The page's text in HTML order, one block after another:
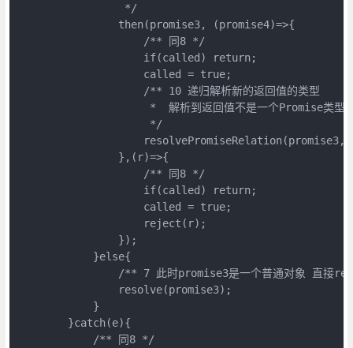
                 */
                then(promise3, (promise4)=>{
                    /** 同8 */
                    if(called) return;
                    called = true;
                    /** 10 递归解析新的返回值的类型
*  解析到返回值不是一个Promise类型
                     */
                },(r)=>{
                    /** 同8 */
                    if(called) return;
                    called = true;
                    reject(r);
                });
            }else{
/** 7 此时promise3是一个普通对象 直接
                resolve(promise3);
            }
        }catch(e){
            /** 同8 */